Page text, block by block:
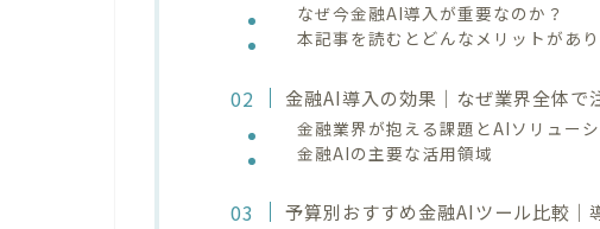
なぜ今金融AI導入が重要なのか？
本記事を読むとどんなメリットがあ
金融AI導入の効果｜なぜ業界全体で
金融業界が抱える課題とAIソリュー
金融AIの主要な活用領域
予算別おすすめ金融AIツール比較｜